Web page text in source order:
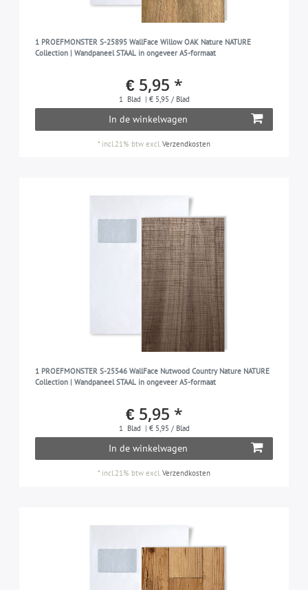
1 PROEFMONSTER S-25895 WallFace Willow OAK Nature NATURE
Collection | Wandpaneel STAAL in ongeveer A5-formaat
€ 5,95 *
1 Blad | € 5,95 / Blad
In de winkelwagen
* incl.21% btw excl.Verzendkosten
1 PROEFMONSTER S-25546 WallFace Nutwood Country Nature NATURE
Collection | Wandpaneel STAAL in ongeveer A5-formaat
€ 5,95 *
1 Blad | € 5,95 / Blad
In de winkelwagen
* incl.21% btw excl.Verzendkosten